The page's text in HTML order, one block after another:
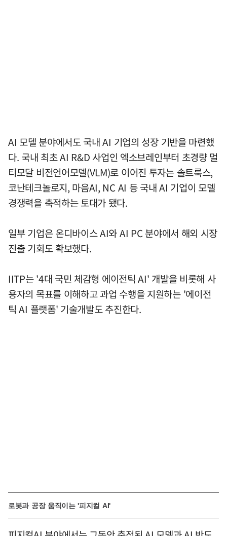
AI 모델 분야에서도 국내 AI 기업의 성장 기반을 마련했
다. 국내 최초 AI R&D 사업인 엑소브레인부터 초경량 멀
티모달 비전언어모델(VLM)로 이어진 투자는 솔트룩스,
코난테크놀로지, 마음AI, NC AI 등 국내 AI 기업이 모델
경쟁력을 축적하는 토대가 됐다.
일부 기업은 온디바이스 AI와 AI PC 분야에서 해외 시장
진출 기회도 확보했다.
IITP는 '4대 국민 체감형 에이전틱 AI' 개발을 비롯해 사
용자의 목표를 이해하고 과업 수행을 지원하는 '에이전
틱 AI 플랫폼' 기술개발도 추진한다.
로봇과 공장 움직이는 '피지컬 AI'